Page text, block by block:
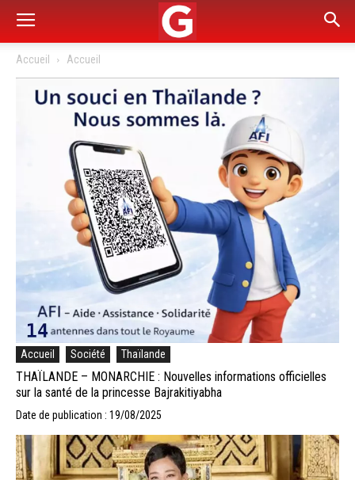
Accueil Accueil
Accueil Société Thaïlande
THAÏLANDE – MONARCHIE : Nouvelles informations officielles
sur la santé de la princesse Bajrakitiyabha
Date de publication : 19/08/2025